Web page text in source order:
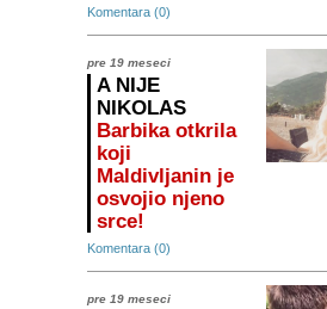
Komentara (0)
pre 19 meseci
A NIJE
NIKOLAS
Barbika otkrila
koji
Maldivljanin je
osvojio njeno
srce!
Komentara (0)
pre 19 meseci